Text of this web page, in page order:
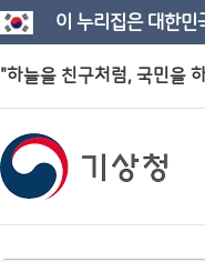
이 누리집은 대한민
"하늘을 친구처럼, 국민을